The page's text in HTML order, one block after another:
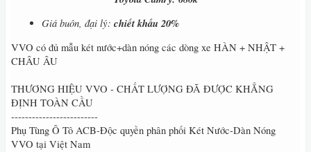
Giá buôn, đại lý: chiết khấu 20%
VVO có đủ mẫu két nước+dàn nóng các dòng xe HÀN + NHẬT +
CHÂU ÂU
THƯƠNG HIỆU VVO - CHẤT LƯỢNG ĐÃ ĐƯỢC KHẲNG
ĐỊNH TOÀN CẦU
-------------------------
Phụ Tùng Ô Tô ACB-Độc quyền phân phối Két Nước-Dàn Nóng
VVO tại Việt Nam